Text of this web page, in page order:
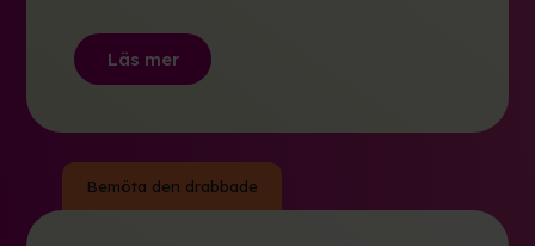
Läs mer
Bemöta den drabbade